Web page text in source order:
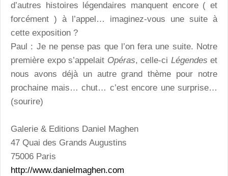
d’autres histoires légendaires manquent encore ( et
forcément ) à l’appel… imaginez-vous une suite à
cette exposition ?
Paul : Je ne pense pas que l’on fera une suite. Notre
première expo s’appelait Opéras, celle-ci Légendes et
nous avons déjà un autre grand thème pour notre
prochaine mais… chut… c’est encore une surprise…
(sourire)
Galerie & Editions Daniel Maghen
47 Quai des Grands Augustins
75006 Paris
http://www.danielmaghen.com